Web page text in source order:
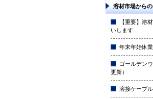
溶材市場から
【重要】溶
いします
年末年始休
ゴールデン
更新）
溶接ケーブ